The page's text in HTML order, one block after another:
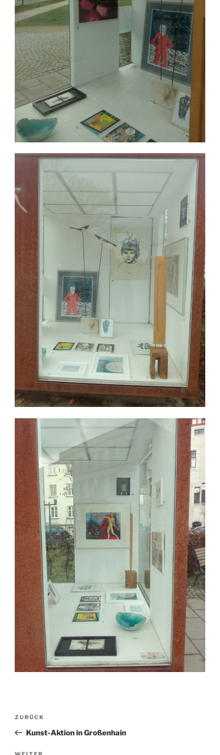
Beitragsnavigation
Vorheriger
Beitrag
ZURÜCK
Kunst-Aktion in Großenhain